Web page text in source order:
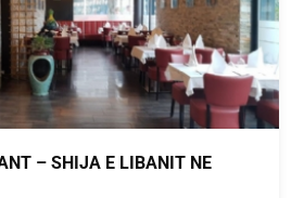
– SHIJA E LIBANIT NE